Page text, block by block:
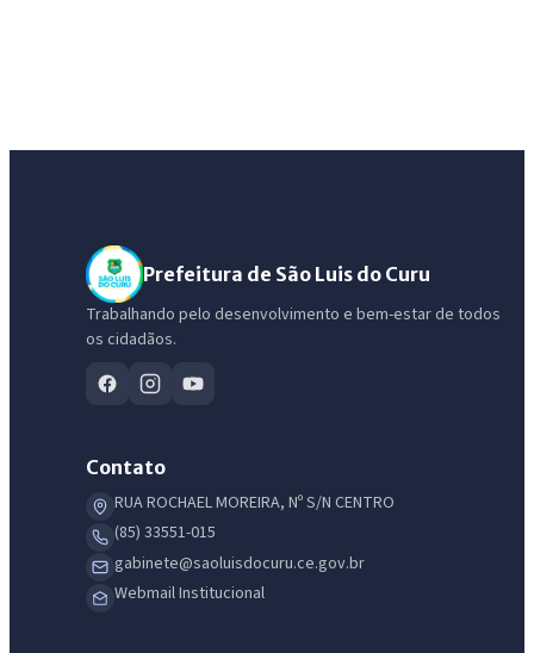
Prefeitura de São Luis do Curu
Trabalhando pelo desenvolvimento e bem-estar de todos
os cidadãos.
Contato
RUA ROCHAEL MOREIRA, Nº S/N CENTRO
(85) 33551-015
gabinete@saoluisdocuru.ce.gov.br
Webmail Institucional